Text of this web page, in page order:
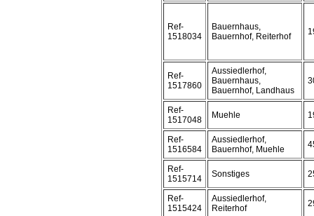
Ref-
1518034
Bauernhaus,
Bauernhof, Reiterhof
Ref-
1517860
Aussiedlerhof,
Bauernhaus,
Bauernhof, Landhaus
Ref-
1517048
Muehle
Ref-
1516584
Aussiedlerhof,
Bauernhof, Muehle
Ref-
1515714
Sonstiges
Ref-
1515424
Aussiedlerhof,
Reiterhof